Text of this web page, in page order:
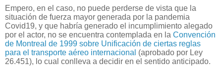
Empero, en el caso, no puede perderse de vista que la
situación de fuerza mayor generada por la pandemia
Covid19, y que habría generado el incumplimiento alegado
por el actor, no se encuentra contemplada en la Convención
de Montreal de 1999 sobre Unificación de ciertas reglas
para el transporte aéreo internacional (aprobado por Ley
26.451), lo cual conlleva a decidir en el sentido anticipado.